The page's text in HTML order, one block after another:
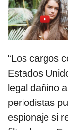
“Los cargos
Estados
legal dañino
periodistas
espionaje si